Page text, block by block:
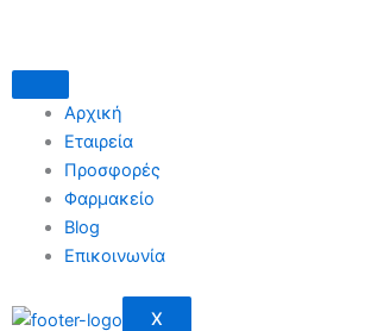
περιεχόμενο
Αρχική
Εταιρεία
Προσφορές
Φαρμακείο
Blog
Επικοινωνία
X